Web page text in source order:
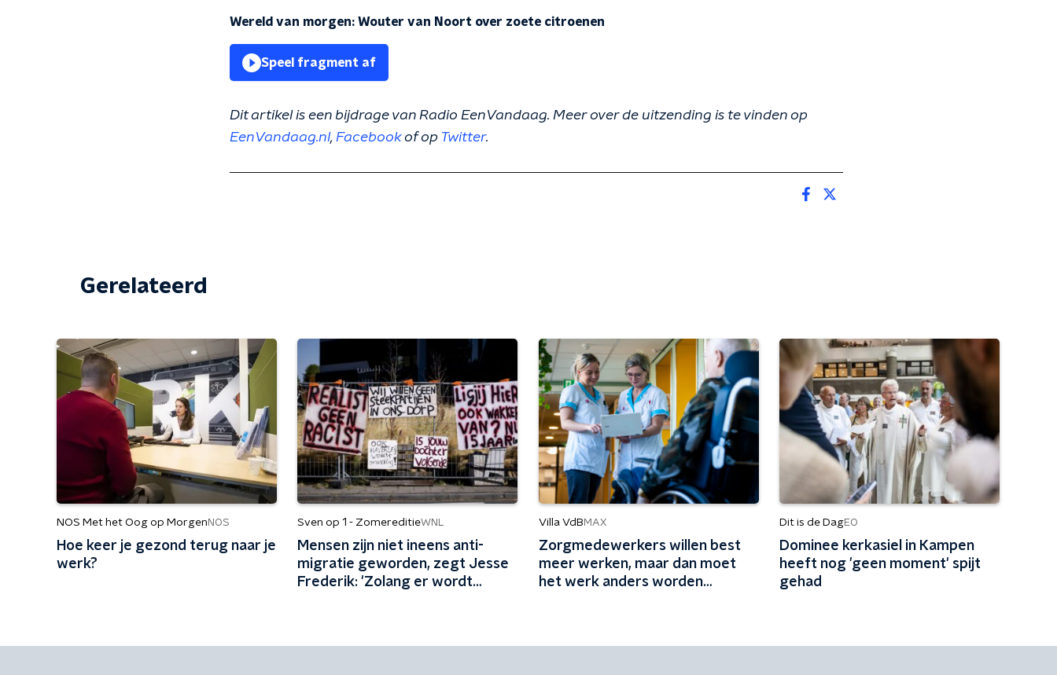
Wereld van morgen: Wouter van Noort over zoete citroenen
Speel fragment af
Dit artikel is een bijdrage van Radio EenVandaag. Meer over de uitzending is te vinden op
EenVandaag.nl, Facebookof op Twitter.
Gerelateerd
NOS Met het Oog op Morgen NOS
Hoe keer je gezond terug naar je
werk?
Sven op 1 - ZomereditieWNL
Mensen zijn niet ineens anti-
migratie geworden, zegt Jesse
Frederik: 'Zolang er wordt
Villa VdB MAX
Zorgmedewerkers willen best
meer werken, maar dan moet
het werk anders worden
Dit is de DagEO
Dominee kerkasiel in Kampen
heeft nog 'geen moment' spijt
gehad